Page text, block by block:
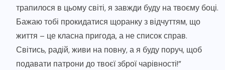
трапилося в цьому світі, я завжди буду на твоєму боці.
Бажаю тобі прокидатися щоранку з відчуттям, що
життя – це класна пригода, а не список справ.
Світись, радій, живи на повну, а я буду поруч, щоб
подавати патрони до твоєї зброї чарівності!”